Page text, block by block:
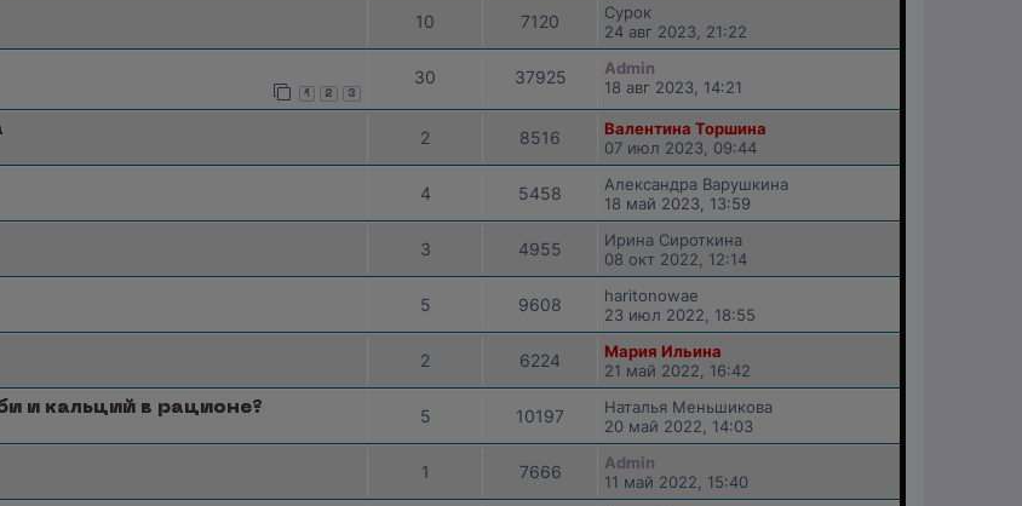
10 7120
Сурок
24 авг 2023, 21:22
1 2 3
30 37925
Admin
18 авг 2023, 14:21
2 8516
Валентина Торшина
07 июл 2023, 09:44
4 5458
Александра Варушкина
18 май 2023, 13:59
3 4955
Ирина Сироткина
08 окт 2022, 12:14
5 9608
haritonowae
23 июл 2022, 18:55
2 6224
Мария Ильина
21 май 2022, 16:42
и кальций в рационе?
5 10197
Наталья Меньшикова
20 май 2022, 14:03
1 7666
Admin
11 май 2022, 15:40